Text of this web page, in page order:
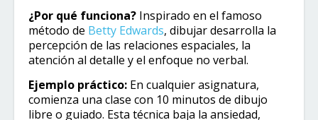
¿Por qué funciona? Inspirado en el famoso
método de Betty Edwards, dibujar desarrolla la
percepción de las relaciones espaciales, la
atención al detalle y el enfoque no verbal.
Ejemplo práctico: En cualquier asignatura,
comienza una clase con 10 minutos de dibujo
libre o guiado. Esta técnica baja la ansiedad,